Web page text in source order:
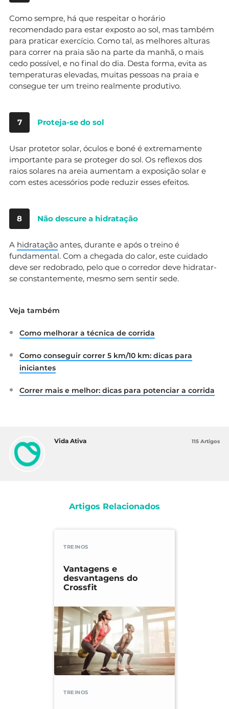
Como sempre, há que respeitar o horário
recomendado para estar exposto ao sol, mas também
para praticar exercício. Como tal, as melhores alturas
para correr na praia são na parte da manhã, o mais
cedo possível, e no final do dia. Desta forma, evita as
temperaturas elevadas, muitas pessoas na praia e
consegue ter um treino realmente produtivo.
7 Proteja-se do sol
Usar protetor solar, óculos e boné é extremamente
importante para se proteger do sol. Os reflexos dos
raios solares na areia aumentam a exposição solar e
com estes acessórios pode reduzir esses efeitos.
8 Não descure a hidratação
A hidratação antes, durante e após o treino é
fundamental. Com a chegada do calor, este cuidado
deve ser redobrado, pelo que o corredor deve hidratar-
se constantemente, mesmo sem sentir sede.
Veja também
Como melhorar a técnica de corrida
Como conseguir correr 5 km/10 km: dicas para
iniciantes
Correr mais e melhor: dicas para potenciar a corrida
Vida Ativa 115 Artigos
Artigos Relacionados
TREINOS
Vantagens e
desvantagens do
Crossfit
TREINOS